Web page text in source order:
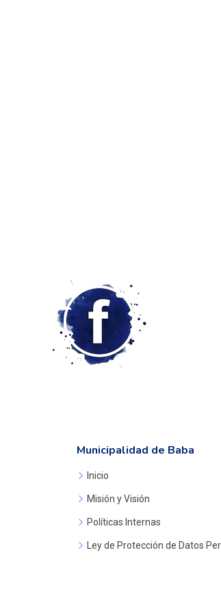
Municipalidad de Baba
Inicio
Misión y Visión
Políticas Internas
Ley de Protección de Datos